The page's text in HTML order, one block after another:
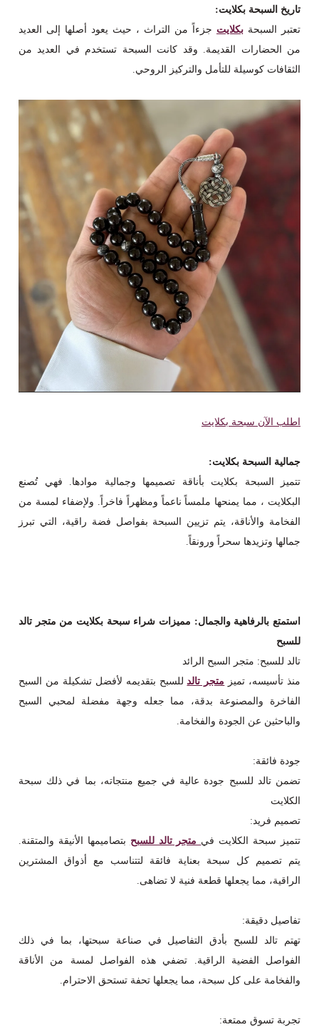
تاريخ السبحة بكلايت:
تعتبر السبحة بكلايت جزءاً من التراث ، حيث يعود أصلها إلى العديد
من الحضارات القديمة. وقد كانت السبحة تستخدم في العديد من
الثقافات كوسيلة للتأمل والتركيز الروحي.
اطلب الآن سبحة بكلايت
جمالية السبحة بكلايت:
تتميز السبحة بكلايت بأناقة تصميمها وجمالية موادها. فهي تُصنع
البكلايت ، مما يمنحها ملمساً ناعماً ومظهراً فاخراً. ولإضفاء لمسة من
الفخامة والأناقة، يتم تزيين السبحة بفواصل فضة راقية، التي تبرز
جمالها وتزيدها سحراً ورونقاً.
استمتع بالرفاهية والجمال: مميزات شراء سبحة بكلايت من متجر تالد
للسبح
تالد للسبح: متجر السبح الرائد
منذ تأسيسه، تميز متجر تالدللسبح بتقديمه لأفضل تشكيلة من السبح
الفاخرة والمصنوعة بدقة، مما جعله وجهة مفضلة لمحبي السبح
والباحثين عن الجودة والفخامة.
جودة فائقة:
تضمن تالد للسبح جودة عالية في جميع منتجاته، بما في ذلك سبحة
الكلايت
تصميم فريد:
تتميز سبحة الكلايت في متجر تالد للسبح بتصاميمها الأنيقة والمتقنة.
يتم تصميم كل سبحة بعناية فائقة لتتناسب مع أذواق المشترين
الراقية، مما يجعلها قطعة فنية لا تضاهى.
تفاصيل دقيقة:
تهتم تالد للسبح بأدق التفاصيل في صناعة سبحتها، بما في ذلك
الفواصل الفضية الراقية. تضفي هذه الفواصل لمسة من الأناقة
والفخامة على كل سبحة، مما يجعلها تحفة تستحق الاحترام.
تجربة تسوق ممتعة: